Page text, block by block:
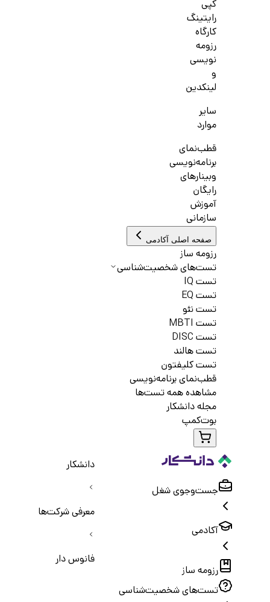
کپی
رایتینگ
کارگاه
رزومه
نویسی
و
لینکدین
سایر
موارد
قطب‌نمای
برنامه‌نویسی
وبینارهای
رایگان
آموزش
سازمانی
صفحه اصلی آکادمی
رزومه ساز
تست‌های شخصیت‌شناسی
تست IQ
تست EQ
تست نئو
تست MBTI
تست DISC
تست هالند
تست کلیفتون
قطب‌نمای برنامه‌نویسی
مشاهده همه تست‌ها
مجله دانشکار
بوت‌کمپ
جست‌و‌جوی شغل
آکادمی
رزومه ساز
تست‌های شخصیت‌شناسی
دانشکار
معرفی شرکت‌ها
فانوس دار